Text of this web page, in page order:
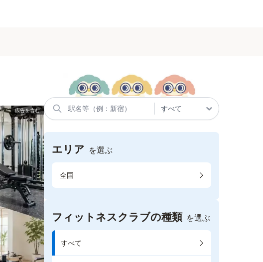
エリア を選ぶ
全国
フィットネスクラブの種類 を選ぶ
すべて